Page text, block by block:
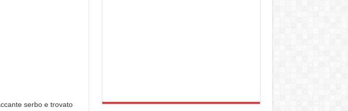
serbo e trovato